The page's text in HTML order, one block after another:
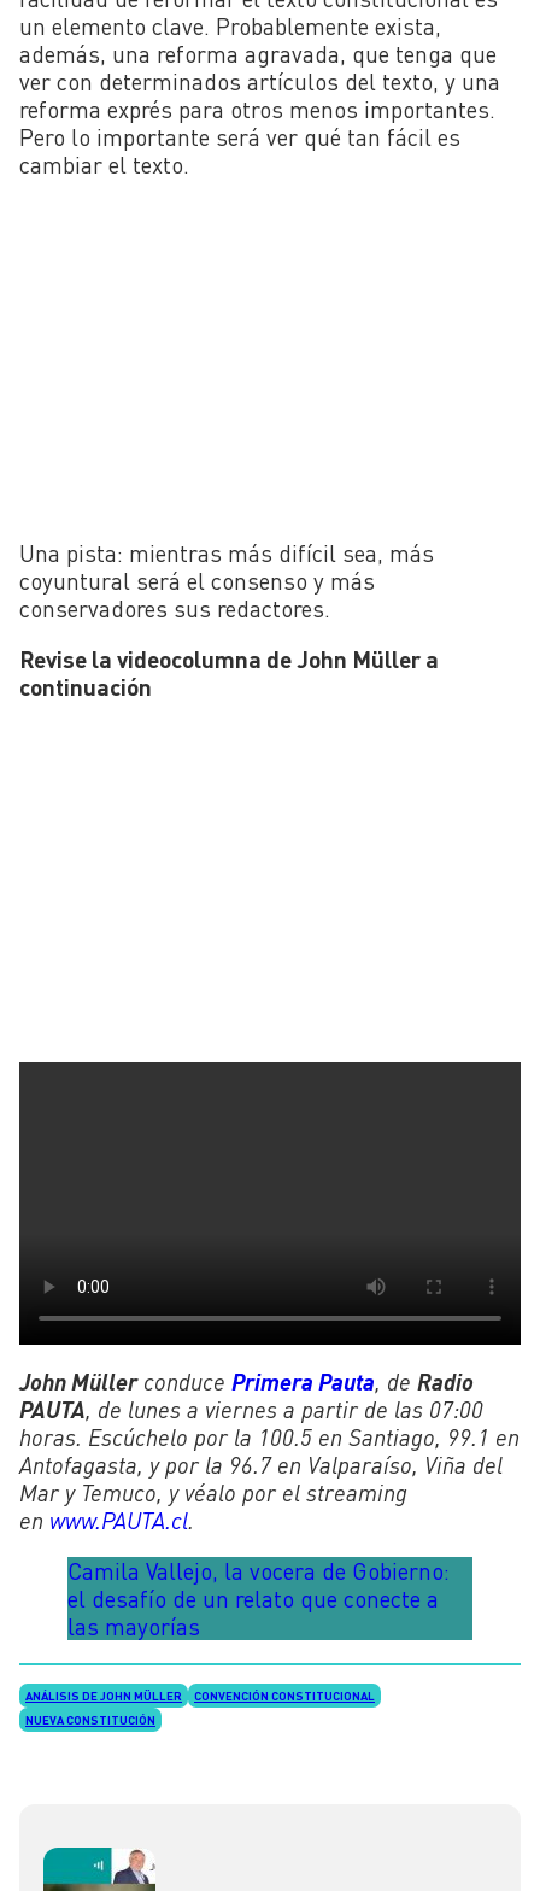
un elemento clave. Probablemente exista,
además, una reforma agravada, que tenga que
ver con determinados artículos del texto, y una
reforma exprés para otros menos importantes.
Pero lo importante será ver qué tan fácil es
cambiar el texto.
Una pista: mientras más difícil sea, más
coyuntural será el consenso y más
conservadores sus redactores.
Revise la videocolumna de John Müller a
continuación
John Müllerconduce Primera Pauta, de Radio
PAUTA, de lunes a viernes a partir de las 07:00
horas. Escúchelo por la 100.5 en Santiago, 99.1 en
Antofagasta, y por la 96.7 en Valparaíso, Viña del
Mar y Temuco, y véalo por el streaming
en www.PAUTA.cl.
Camila Vallejo, la vocera de Gobierno:
el desafío de un relato que conecte a
las mayorías
ANÁLISIS DE JOHN MÜLLER
CONVENCIÓN CONSTITUCIONAL
NUEVA CONSTITUCIÓN